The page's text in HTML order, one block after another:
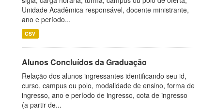
Unidade Acadêmica responsável, docente ministrante,
ano e período...
CSV
Alunos Concluídos da Graduação
Relação dos alunos ingressantes identificando seu id,
curso, campus ou polo, modalidade de ensino, forma de
ingresso, ano e período de ingresso, cota de ingresso
(a partir de...